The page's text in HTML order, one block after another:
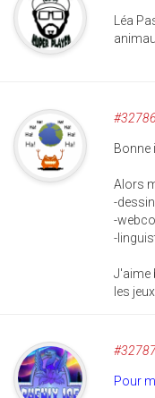
Léa
#32786
Bonne
Alors
-
-
-
J'aime
les
Pour